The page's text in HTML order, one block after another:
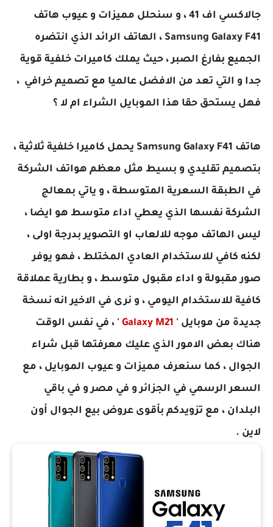
جالاكسي اف 41 ، و سنحلل مميزات و عيوب هاتف
Samsung Galaxy F41 ، الهاتف الرائد الذي انتضره
الجميع بفارغ الصبر ، حيث يملك كاميرات خلفية قوية
جدا و التي تعد من الافضل عالميا مع تصميم خرافي ،
فهل يستحق حقا هذا الموبايل الشراء ام لا ؟
هاتف Samsung Galaxy F41 يحمل كاميرا خلفية ثلاثية ،
بتصميم تقليدي و بسيط مثل معظم هواتف الشركة
في الطبقة السعرية المتوسطة ، و ياتي بمعالج
الشركة نفسها الذي يعطي اداء متوسط هو ايضا ،
ليس الهاتف موجه للالعاب او التصوير بدرجة اولى ،
لكنه كافي للاستخدام العادي المختلط ، فهو يوفر
صور مقبولة و اداء مقبول متوسط ، و بطارية عملاقة
كافية للاستخدام اليومي ، و نرى في الاخير انه نسخة
جديدة من موبايل ' Galaxy M21 ' ، في نفس الوقت
هناك بعض الامور الذي عليك معرفتها قبل شراء
الجوال ، كما سنعرف مميزات و عيوب الموبايل ، مع
السعر الرسمي في الجزائر و في مصر و في باقي
البلدان ، مع تزويدكم بأقوى عروض بيع الجوال أون
لاين .